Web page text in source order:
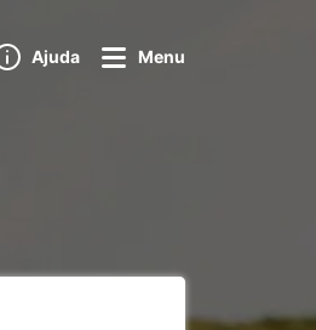
Ajuda Menu